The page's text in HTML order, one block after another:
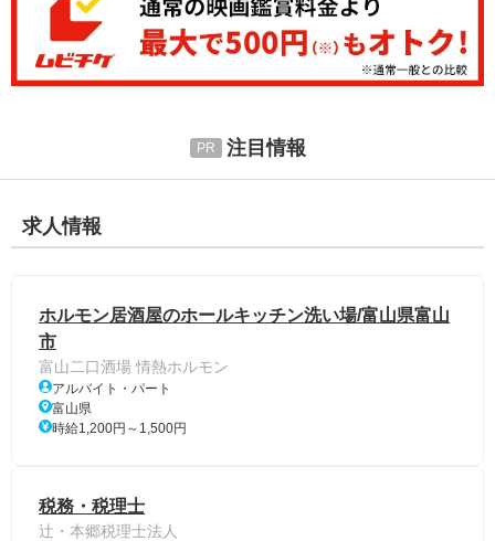
注目情報
求人情報
ホルモン居酒屋のホールキッチン洗い場/富山県富山
市
富山二口酒場 情熱ホルモン
アルバイト・パート
富山県
時給1,200円～1,500円
税務・税理士
辻・本郷税理士法人